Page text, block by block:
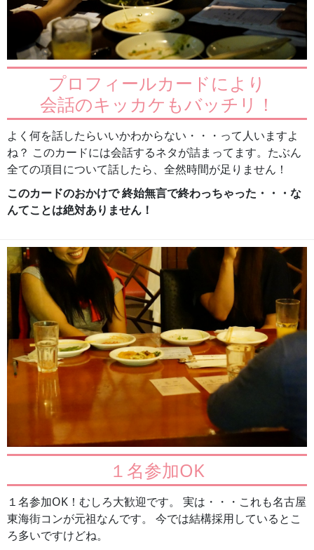
プロフィールカードにより
会話のキッカケもバッチリ！
よく何を話したらいいかわからない・・・って人いますよ
ね？ このカードには会話するネタが詰まってます。たぶん
全ての項目について話したら、全然時間が足りません！
このカードのおかけで 終始無言で終わっちゃった・・・な
んてことは絶対ありません！
１名参加OK
１名参加OK！むしろ大歓迎です。 実は・・・これも名古屋
東海街コンが元祖なんです。 今では結構採用しているとこ
ろ多いですけどね。